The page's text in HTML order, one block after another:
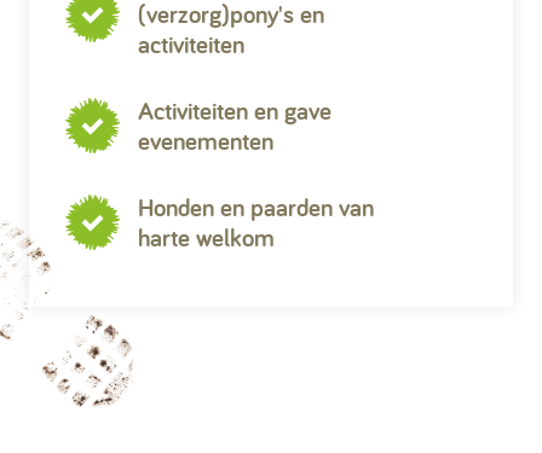
(verzorg)pony's en
activiteiten
Activiteiten en gave
evenementen
Honden en paarden van
harte welkom